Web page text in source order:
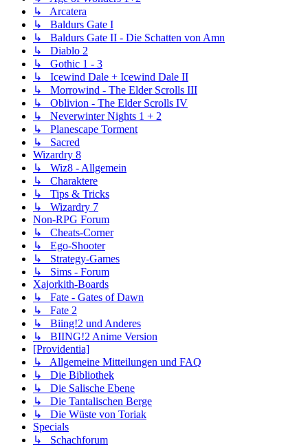
↳ Arcatera
↳ Baldurs Gate I
↳ Baldurs Gate II - Die Schatten von Amn
↳ Diablo 2
↳ Gothic 1 - 3
↳ Icewind Dale + Icewind Dale II
↳ Morrowind - The Elder Scrolls III
↳ Oblivion - The Elder Scrolls IV
↳ Neverwinter Nights 1 + 2
↳ Planescape Torment
↳ Sacred
Wizardry 8
↳ Wiz8 - Allgemein
↳ Charaktere
↳ Tips & Tricks
↳ Wizardry 7
Non-RPG Forum
↳ Cheats-Corner
↳ Ego-Shooter
↳ Strategy-Games
↳ Sims - Forum
Xajorkith-Boards
↳ Fate - Gates of Dawn
↳ Fate 2
↳ Biing!2 und Anderes
↳ BIING!2 Anime Version
[Providentia]
↳ Allgemeine Mitteilungen und FAQ
↳ Die Bibliothek
↳ Die Salische Ebene
↳ Die Tantalischen Berge
↳ Die Wüste von Toriak
Specials
↳ Schachforum